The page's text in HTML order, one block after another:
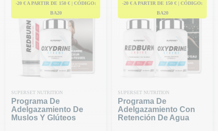
-20 € A PARTIR DE 150 € | CÓDIGO:
BA20
SUPERSET NUTRITION
Programa De
Adelgazamiento De
Muslos Y Glúteos
-20 € A PARTIR DE 150 € | CÓDIGO:
BA20
SUPERSET NUTRITION
Programa De
Adelgazamiento Con
Retención De Agua